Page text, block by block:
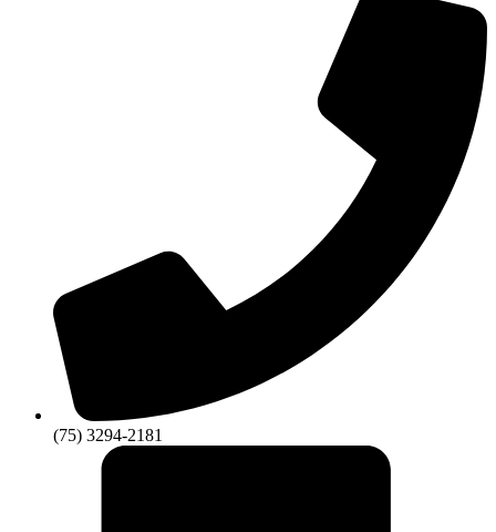
(75) 3294-2181